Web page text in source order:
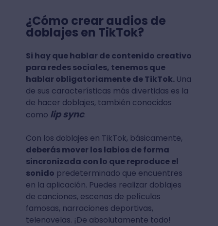
¿Cómo crear audios de
doblajes en TikTok?
Si hay que hablar de contenido creativo
para redes sociales, tenemos que
hablar obligatoriamente de TikTok. Una
de sus características más divertidas es la
de hacer doblajes, también conocidos
como lip sync.
Con los doblajes en TikTok, básicamente,
deberás mover los labios de forma
sincronizada con lo que reproduce el
sonido predeterminado que encuentres
en la aplicación. Puedes realizar doblajes
de canciones, escenas de películas
famosas, narraciones deportivas,
telenovelas. ¡De absolutamente todo!